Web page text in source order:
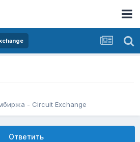
- Circuit Exchange
Ответить